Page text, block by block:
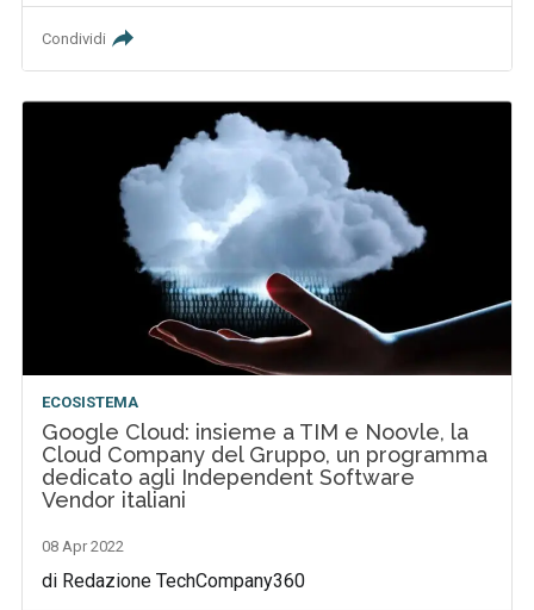
Condividi
ECOSISTEMA
Google Cloud: insieme a TIM e Noovle, la
Cloud Company del Gruppo, un programma
dedicato agli Independent Software
Vendor italiani
08 Apr 2022
di Redazione TechCompany360